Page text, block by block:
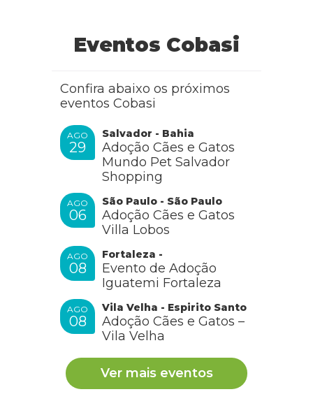
Eventos Cobasi
Confira abaixo os próximos
eventos Cobasi
AGO
29
Salvador - Bahia
Adoção Cães e Gatos
Mundo Pet Salvador
Shopping
AGO
06
São Paulo - São Paulo
Adoção Cães e Gatos
Villa Lobos
AGO
08
Fortaleza -
Evento de Adoção
Iguatemi Fortaleza
AGO
08
Vila Velha - Espirito Santo
Adoção Cães e Gatos –
Vila Velha
Ver mais eventos